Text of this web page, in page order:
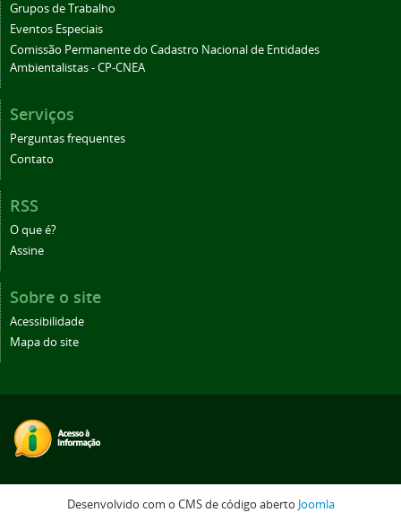
Grupos de Trabalho
Eventos Especiais
Comissão Permanente do Cadastro Nacional de Entidades
Ambientalistas - CP-CNEA
Serviços
Perguntas frequentes
Contato
RSS
O que é?
Assine
Sobre o site
Acessibilidade
Mapa do site
Desenvolvido com o CMS de código aberto Joomla